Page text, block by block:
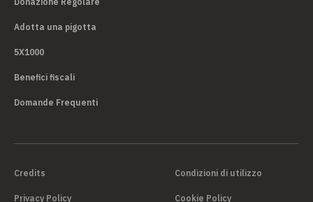
Adotta una pigotta
5X1000
Benefici fiscali
Domande Frequenti
Credits Condizioni di utilizzo
Privacy Policy Cookie Policy